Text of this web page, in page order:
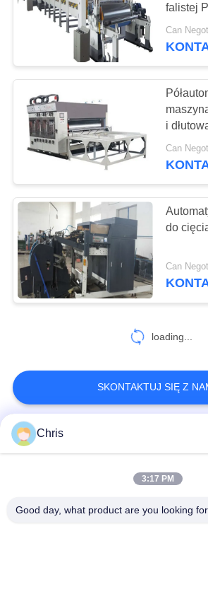
Przemysłowe
pompy
Filc
Maszyna do
Maszyna do
falistej
falistej
Can
i
falistej
Can
do
Can
loading...
SKONTAKTUJ SIĘ Z
popularne kategorie
Chris
3:17 PM
Good day, what product are you looking